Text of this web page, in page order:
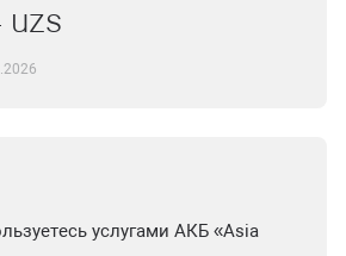
uzs
услугами АКБ «Asia